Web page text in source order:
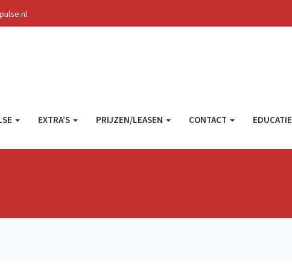
EXTRA’S PRIJZEN/LEASEN CONTACT EDUCATIE